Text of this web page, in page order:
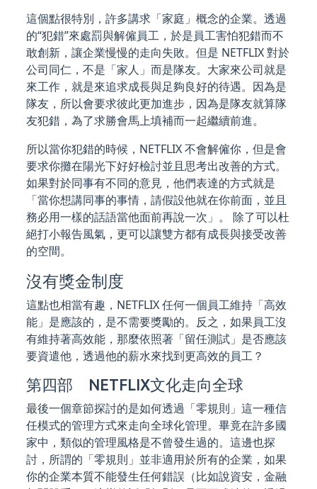
這個點很特別，許多講求「家庭」概念的企業。透過
的“犯錯”來處罰與解僱員工，於是員工害怕犯錯而不
敢創新，讓企業慢慢的走向失敗。但是 NETFLIX 對於
公司同仁，不是「家人」而是隊友。大家來公司就是
來工作，就是來追求成長與足夠良好的待遇。因為是
隊友，所以會要求彼此更加進步，因為是隊友就算隊
友犯錯，為了求勝會馬上填補而一起繼續前進。
所以當你犯錯的時候，NETFLIX 不會解僱你，但是會
要求你攤在陽光下好好檢討並且思考出改善的方式。
如果對於同事有不同的意見，他們表達的方式就是
「當你想講同事的事情，請假設他就在你前面，並且
務必用一樣的話語當他面前再說一次」。 除了可以杜
絕打小報告風氣，更可以讓雙方都有成長與接受改善
的空間。
沒有獎金制度
這點也相當有趣，NETFLIX 任何一個員工維持「高效
能」是應該的，是不需要獎勵的。反之，如果員工沒
有維持著高效能，那麼依照著「留任測試」是否應該
要資遣他，透過他的薪水來找到更高效的員工？
第四部 NETFLIX文化走向全球
最後一個章節探討的是如何透過「零規則」這一種信
任模式的管理方式來走向全球化管理。畢竟在許多國
家中，類似的管理風格是不曾發生過的。這邊也探
討，所謂的「零規則」並非適用於所有的企業，如果
你的企業本質不能發生任何錯誤（比如說資安，金融